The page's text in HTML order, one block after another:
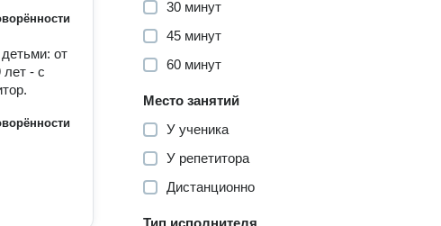
от
лет - с
30 минут
45 минут
60 минут
Место занятий
У ученика
У репетитора
Дистанционно
Тип исполнителя